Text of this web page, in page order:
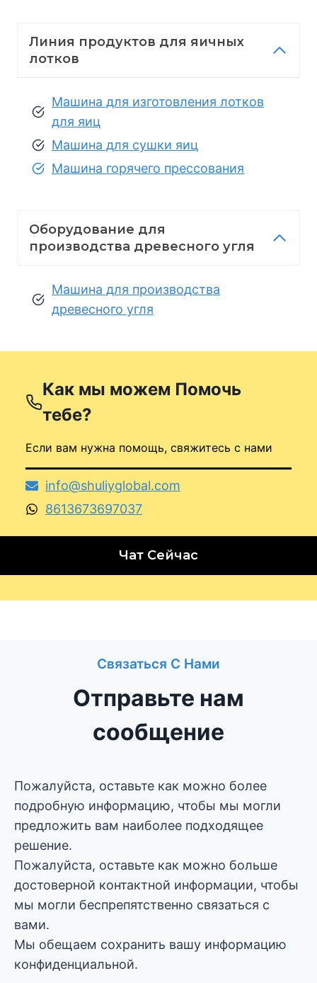
Линия продуктов для яичных
лотков
Машина для изготовления лотков
для яиц
Машина для сушки яиц
Машина горячего прессования
Оборудование для
производства древесного угля
Машина для производства
древесного угля
Как мы можем Помочь
тебе?
Если вам нужна помощь, свяжитесь с нами
info@shuliyglobal.com
8613673697037
Чат Сейчас
Связаться С Нами
Отправьте нам
сообщение
Пожалуйста, оставьте как можно более
подробную информацию, чтобы мы могли
предложить вам наиболее подходящее
решение.
Пожалуйста, оставьте как можно больше
достоверной контактной информации, чтобы
мы могли беспрепятственно связаться с
вами.
Мы обещаем сохранить вашу информацию
конфиденциальной.